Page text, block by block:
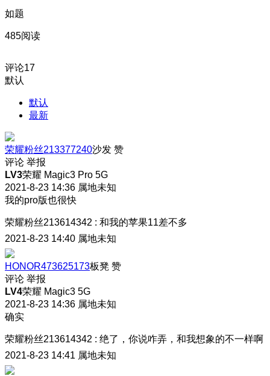
如题
485阅读
评论17
默认
默认
最新
荣耀粉丝213377240沙发 赞
评论 举报
LV3荣耀 Magic3 Pro 5G
2021-8-23 14:36 属地未知
我的pro版也很快
荣耀粉丝213614342 : 和我的苹果11差不多
2021-8-23 14:40 属地未知
HONOR473625173板凳 赞
评论 举报
LV4荣耀 Magic3 5G
2021-8-23 14:36 属地未知
确实
荣耀粉丝213614342 : 绝了，你说咋弄，和我想象的不一样啊
2021-8-23 14:41 属地未知